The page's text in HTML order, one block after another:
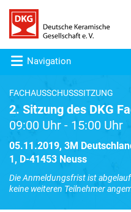
Navigation
FACHAUSSCHUSSSITZUNG
2. Sitzung des DKG
09:00 Uhr - 15:00 Uhr
05.11.2019, 3M
1, D-41453 Neuss
Die Anmeldungsfrist ist
keine weiteren Teilnehmer